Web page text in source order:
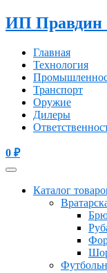
ИП Правдин
Главная
Технология
Транспорт
Оружие
Дилеры
0 ₽
Каталог